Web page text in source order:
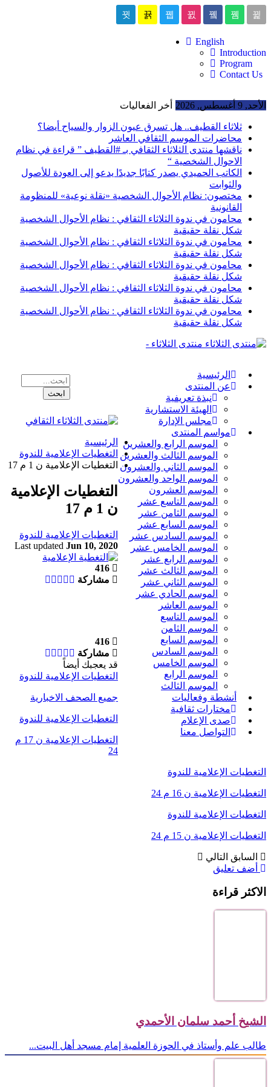
English
Introduction
Program
Contact Us
الأحد, 9 أغسطس, 2026 أخر الفعاليات
ثلاثاء القطيف.. هل تسرق عيون الزوار والسياح أيضا؟
محاضرات الموسم الثقافي العاشر
ناقشها منتدى الثلاثاء الثقافي بـ #القطيف ” قراءة في نظام
الاحوال الشخصية “
الكاتب الحميدي يصدر كتابًا جديدًا يدعو إلى العودة للأصول
والثوابت
مختصون: نظام الأحوال الشخصية «نقلة نوعية» للمنظومة
القانونية
محامون في ندوة الثلاثاء الثقافي : نظام الأحوال الشخصية
شكل نقلة حقيقية
محامون في ندوة الثلاثاء الثقافي : نظام الأحوال الشخصية
شكل نقلة حقيقية
محامون في ندوة الثلاثاء الثقافي : نظام الأحوال الشخصية
شكل نقلة حقيقية
محامون في ندوة الثلاثاء الثقافي : نظام الأحوال الشخصية
شكل نقلة حقيقية
محامون في ندوة الثلاثاء الثقافي : نظام الأحوال الشخصية
شكل نقلة حقيقية
منتدى الثلاثاء -
الرئيسية
عن المنتدى
نبذة تعريفية
الهيئة الاستشارية
مجلس الإدارة
مواسم المنتدى
الموسم الرابع والعشرين
الموسم الثالث والعشرين
الموسم الثاني والعشرون
الموسم الواحد والعشرون
الموسم العشرون
الموسم التاسع عشر
الموسم الثامن عشر
الموسم السابع عشر
الموسم السادس عشر
الموسم الخامس عشر
الموسم الرابع عشر
الموسم الثالث عشر
الموسم الثاني عشر
الموسم الحادي عشر
الموسم العاشر
الموسم التاسع
الموسم الثامن
الموسم السابع
الموسم السادس
الموسم الخامس
الموسم الرابع
الموسم الثالث
أنشطة وفعاليات
مختارات ثقافية
صدى الإعلام
التواصل معنا
الرئيسية
التغطيات الإعلامية للندوة
التغطيات الإعلامية ن 1 م 17
التغطيات الإعلامية
ن 1 م 17
التغطيات الإعلامية للندوة
Last updated Jun 10, 2020
416
مشاركة
416
مشاركة
قد يعجبك أيضاً
التغطيات الإعلامية للندوة
جميع الصحف الاخبارية
التغطيات الإعلامية للندوة
التغطيات الإعلامية ن 17 م
24
التغطيات الإعلامية للندوة
التغطيات الإعلامية ن 16 م 24
التغطيات الإعلامية للندوة
التغطيات الإعلامية ن 15 م 24
السابق التالي
أضف تعليق
الاكثر قراءة
الشيخ أحمد سلمان الأحمدي
طالب علم وأستاذ في الحوزة العلمية إمام مسجد أهل البيت...